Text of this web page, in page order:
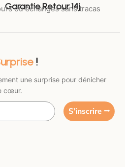
Garantie Retour 14j
ou échanges sans tracas
!
une surprise pour dénicher
cœur.
S'inscrire ⭢